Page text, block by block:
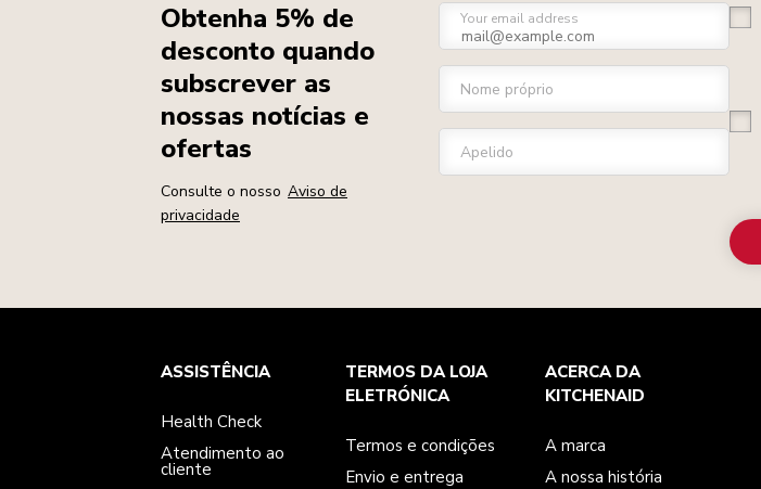
Obtenha 5% de
desconto quando
subscrever as
nossas notícias e
ofertas
Consulte o nosso Aviso de
privacidade
Your email address
Nome próprio
Apelido
Health Check
Atendimento ao cliente
Acompanhar a sua encomenda
Contacte-nos
Termos e condições
Envio e entrega
Declaração de acessibilidade
A marca
A nossa história
ASSISTÊNCIA
Health Check
Atendimento ao
cliente
TERMOS DA LOJA
ELETRÓNICA
Termos e condições
Envio e entrega
ACERCA DA
KITCHENAID
A marca
A nossa história